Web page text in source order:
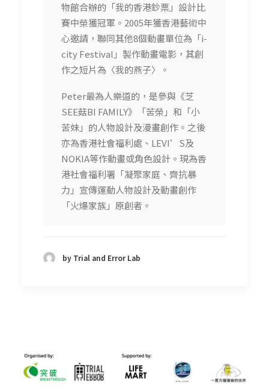
物館合辦的「我的香港鈔票」設計比
賽中榮獲冠軍。2005年獲香港藝術中
心邀請，聯同其他8個動畫單位為「i-
city Festival」製作動畫電影，其創
作之短片為〈我的燕子〉。
Peter最為人樂道的，是參與《芝
SEE菇BI FAMILY》「苦榮」和「小
苦妹」的人物設計及漫畫創作。之後
亦為香港社會福利處、LEVI’S及
NOKIA等作動畫或角色設計。現為香
港社會福利署「凝聚家庭、齊抗暴
力」宣傳運動人物設計及動畫創作
「火爆家族」原創者。
by Trial and Error Lab